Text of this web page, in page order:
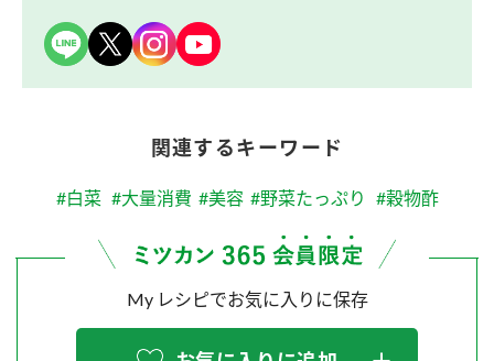
関連するキーワード
#白菜 #大量消費 #美容 #野菜たっぷり #穀物酢
My レシピでお気に入りに保存